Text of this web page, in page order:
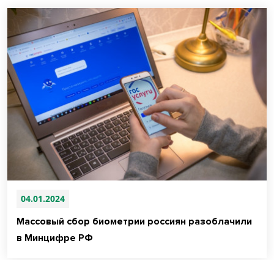
04.01.2024
Массовый сбор биометрии россиян разоблачили
в Минцифре РФ